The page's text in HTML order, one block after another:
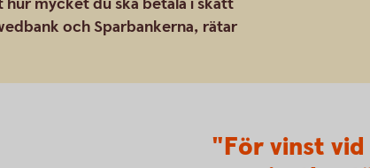
och Sparbankerna, rätar
"För vinst